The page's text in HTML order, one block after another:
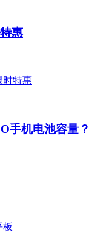
惠
手机电池容量？